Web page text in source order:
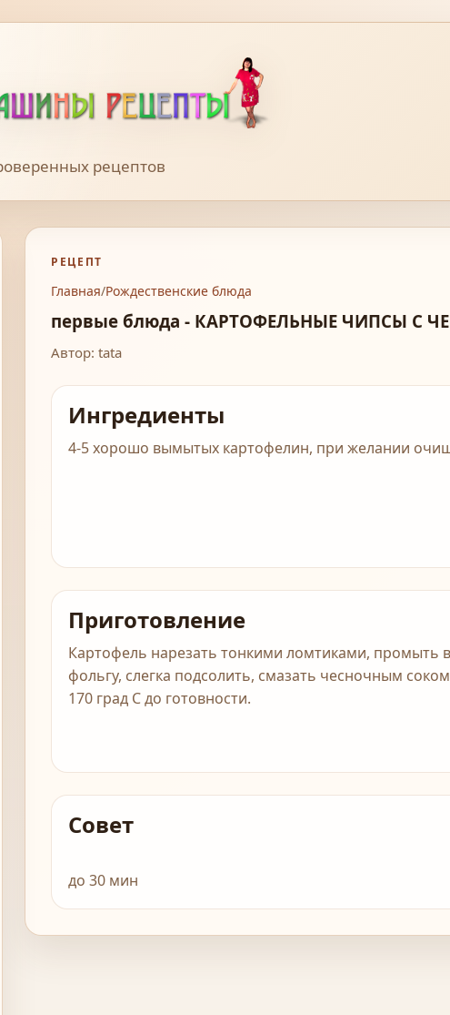
рецептов
РЕЦЕПТ
Главная/Рождественские блюда
первые блюда - КАРТОФЕЛЬНЫЕ ЧИПСЫ С
Автор: tata
Ингредиенты
4-5 хорошо вымытых картофелин, при желании
Приготовление
Картофель нарезать тонкими ломтиками,
фольгу, слегка подсолить, смазать чесночным
170 град С до готовности.
Совет
до 30 мин